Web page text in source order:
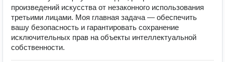
произведений искусства от незаконного использования
третьими лицами. Моя главная задача — обеспечить
вашу безопасность и гарантировать сохранение
исключительных прав на объекты интеллектуальной
собственности.